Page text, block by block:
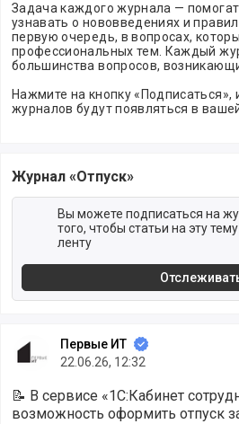
Задача каждого журнала —
узнавать о нововведениях и
первую очередь, в вопросах,
профессиональных тем. Каждый
большинства вопросов,
Нажмите на кнопку
журналов будут появляться в
Журнал «Отпуск»
Вы можете подписаться на
того, чтобы статьи на эту
ленту
Первые ИТ
22.06.26, 12:32
📝 В сервисе «1С:Кабинет
возможность оформить отпуск